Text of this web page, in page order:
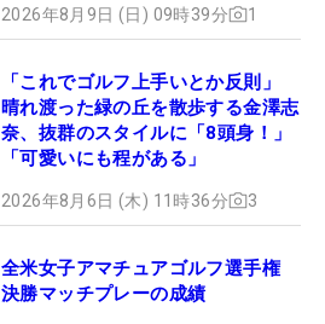
2026年8月9日 (日) 09時39分 1
「これでゴルフ上手いとか反則」
晴れ渡った緑の丘を散歩する金澤志
奈、抜群のスタイルに「8頭身！」
「可愛いにも程がある」
2026年8月6日 (木) 11時36分 3
全米女子アマチュアゴルフ選手権
決勝マッチプレーの成績